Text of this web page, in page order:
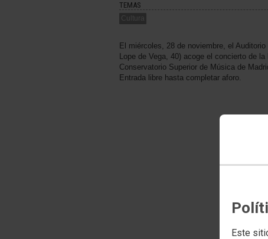
Este
TEMAS
Cultura
El miércoles, 28 de noviembre, el
Lope de Vega, 40) acoge el concierto de la
Conservatorio Superior de Música de
Entrada libre hasta completar aforo.